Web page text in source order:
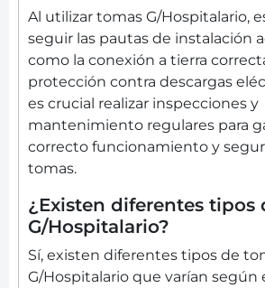
Al utilizar tomas G/Hospitalario,
seguir las pautas de instalación
como la conexión a tierra
protección contra descargas
es crucial realizar inspecciones y
mantenimiento regulares para
correcto funcionamiento y
tomas.
¿Existen diferentes tipos
G/Hospitalario?
Sí, existen diferentes tipos de
G/Hospitalario que varían según